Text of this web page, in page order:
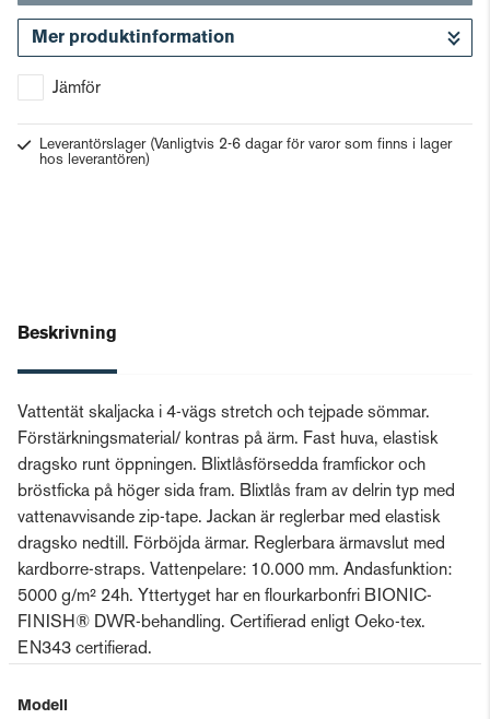
Mer produktinformation
Jämför
Leverantörslager (Vanligtvis 2-6 dagar för varor som finns i lager
hos leverantören)
Beskrivning
Vattentät skaljacka i 4-vägs stretch och tejpade sömmar.
Förstärkningsmaterial/ kontras på ärm. Fast huva, elastisk
dragsko runt öppningen. Blixtlåsförsedda framfickor och
bröstficka på höger sida fram. Blixtlås fram av delrin typ med
vattenavvisande zip-tape. Jackan är reglerbar med elastisk
dragsko nedtill. Förböjda ärmar. Reglerbara ärmavslut med
kardborre-straps. Vattenpelare: 10.000 mm. Andasfunktion:
5000 g/m² 24h. Yttertyget har en flourkarbonfri BIONIC-
FINISH® DWR-behandling. Certifierad enligt Oeko-tex.
EN343 certifierad.
Modell